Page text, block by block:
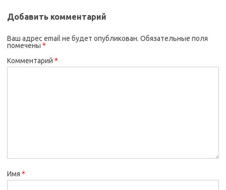
Добавить комментарий
Ваш адрес email не будет опубликован. Обязательные поля
помечены *
Комментарий *
Имя *